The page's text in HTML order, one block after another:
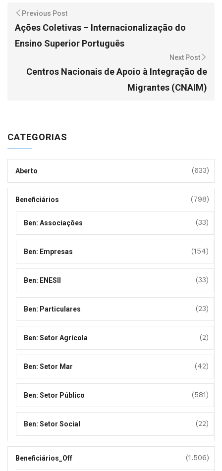
Previous Post
Ações Coletivas – Internacionalização do
Ensino Superior Português
Next Post
Centros Nacionais de Apoio à Integração de
Migrantes (CNAIM)
CATEGORIAS
Aberto (633)
Beneficiários (798)
Ben: Associações (33)
Ben: Empresas (154)
Ben: ENESII (33)
Ben: Particulares (23)
Ben: Setor Agrícola (2)
Ben: Setor Mar (42)
Ben: Setor Público (581)
Ben: Setor Social (22)
Beneficiários_Off (1.506)